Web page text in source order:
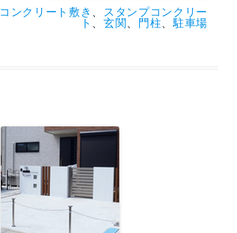
コンクリート敷き
スタンプコンクリー
ト
玄関 門柱 駐車場